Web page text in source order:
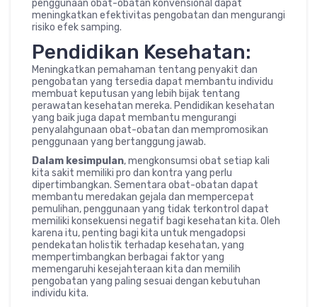
penggunaan obat-obatan konvensional dapat
meningkatkan efektivitas pengobatan dan mengurangi
risiko efek samping.
Pendidikan Kesehatan:
Meningkatkan pemahaman tentang penyakit dan
pengobatan yang tersedia dapat membantu individu
membuat keputusan yang lebih bijak tentang
perawatan kesehatan mereka. Pendidikan kesehatan
yang baik juga dapat membantu mengurangi
penyalahgunaan obat-obatan dan mempromosikan
penggunaan yang bertanggung jawab.
Dalam kesimpulan, mengkonsumsi obat setiap kali
kita sakit memiliki pro dan kontra yang perlu
dipertimbangkan. Sementara obat-obatan dapat
membantu meredakan gejala dan mempercepat
pemulihan, penggunaan yang tidak terkontrol dapat
memiliki konsekuensi negatif bagi kesehatan kita. Oleh
karena itu, penting bagi kita untuk mengadopsi
pendekatan holistik terhadap kesehatan, yang
mempertimbangkan berbagai faktor yang
memengaruhi kesejahteraan kita dan memilih
pengobatan yang paling sesuai dengan kebutuhan
individu kita.